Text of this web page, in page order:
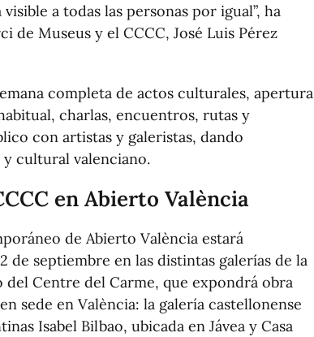
a todas las personas por igual”, ha
de Museus y el CCCC, José Luis Pérez
completa de actos culturales, apertura
charlas, encuentros, rutas y
con artistas y galeristas, dando
cultural valenciano.
en Abierto València
de Abierto València estará
de septiembre en las distintas galerías de la
del Centre del Carme, que expondrá obra
sede en València: la galería castellonense
Isabel Bilbao, ubicada en Jávea y Casa